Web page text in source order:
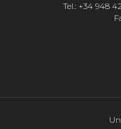
Tel.: +34 948